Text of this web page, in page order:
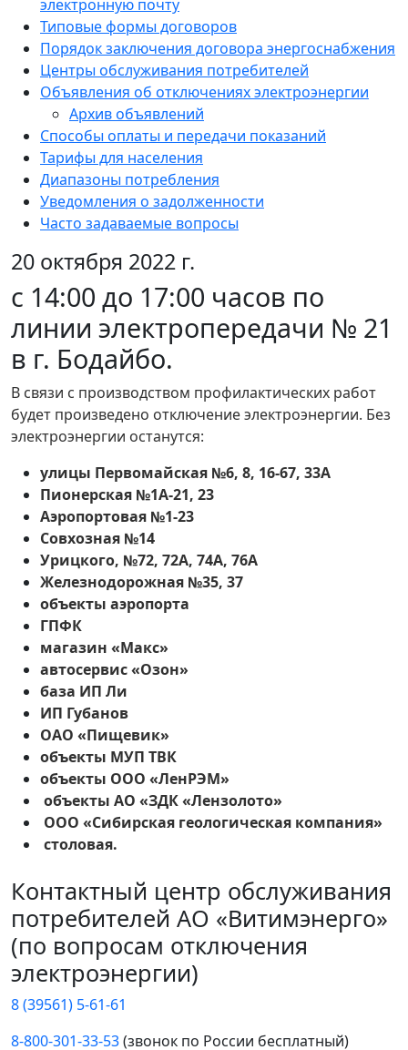
электронную почту
Типовые формы договоров
Порядок заключения договора энергоснабжения
Центры обслуживания потребителей
Объявления об отключениях электроэнергии
Архив объявлений
Способы оплаты и передачи показаний
Тарифы для населения
Диапазоны потребления
Уведомления о задолженности
Часто задаваемые вопросы
20 октября 2022 г.
с 14:00 до 17:00 часов по
линии электропередачи № 21
в г. Бодайбо.
В связи с производством профилактических работ
будет произведено отключение электроэнергии. Без
электроэнергии останутся:
улицы Первомайская №6, 8, 16-67, 33А
Пионерская №1А-21, 23
Аэропортовая №1-23
Совхозная №14
Урицкого, №72, 72А, 74А, 76А
Железнодорожная №35, 37
объекты аэропорта
ГПФК
магазин «Макс»
автосервис «Озон»
база ИП Ли
ИП Губанов
ОАО «Пищевик»
объекты МУП ТВК
объекты ООО «ЛенРЭМ»
объекты АО «ЗДК «Лензолото»
ООО «Сибирская геологическая компания»
столовая.
Контактный центр обслуживания
потребителей АО «Витимэнерго»
(по вопросам отключения
электроэнергии)
8 (39561) 5-61-61
8-800-301-33-53(звонок по России бесплатный)